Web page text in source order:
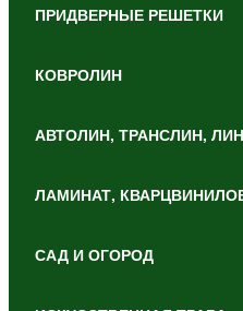
ПРИДВЕРНЫЕ РЕШЕТКИ
КОВРОЛИН
АВТОЛИН, ТРАНСЛИН,
ЛАМИНАТ,
САД И ОГОРОД